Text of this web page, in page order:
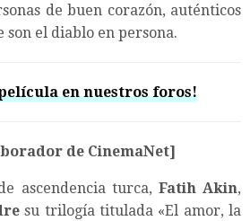
de buen corazón, auténticos
son el diablo en persona.
en nuestros foros!
de CinemaNet]
ascendencia turca, Fatih Akin,
su trilogía titulada «El amor, la